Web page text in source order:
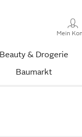
Mein
Beauty & Drogerie
Baumarkt